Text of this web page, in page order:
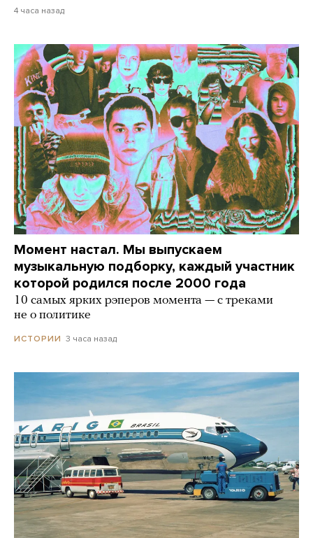
4 часа назад
Момент настал. Мы выпускаем
музыкальную подборку, каждый участник
которой родился после 2000 года
10 самых ярких рэперов момента — с треками
не о политике
ИСТОРИИ 3 часа назад